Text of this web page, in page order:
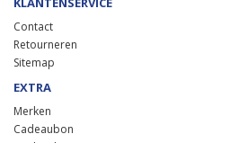
Contact
Retourneren
Sitemap
EXTRA
Merken
Cadeaubon